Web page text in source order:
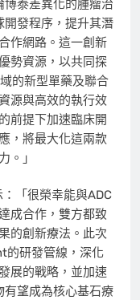
泰差異化的腫瘤治
開發程序，提升其潛
作網路。這一創新
勢資源，以共同探
的新型單藥及聯合
源與高效的執行效
前提下加速臨床開
，將最大化這兩款
。」
「很榮幸能與ADC
成合作，雙方都致
的創新療法。此次
的研發管線，深化
展的戰略，並加速
望成為核心基石療